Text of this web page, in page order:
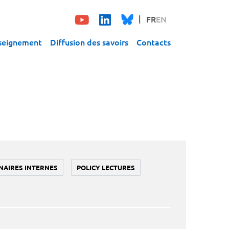
FREN
Diffusion des savoirs Contacts
INTERNES POLICY LECTURES